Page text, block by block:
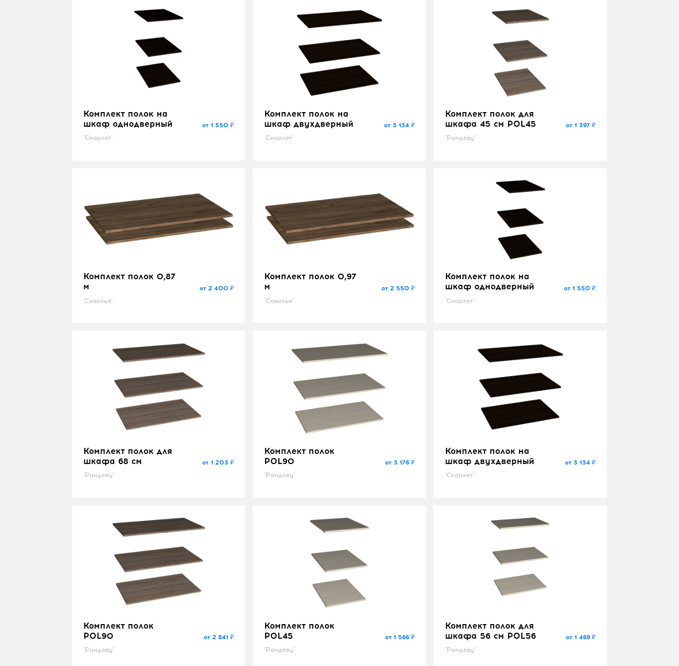
Комплект полок на
шкаф однодверный
"Скарлет"
от 1 550 ₽
Комплект полок на
шкаф двухдверный
"Скарлет"
от 3 134 ₽
Комплект полок для
шкафа 45 см POL45
"Рандеву"
от 1 397 ₽
Комплект полок 0,87
м
"Севилья"
от 2 400 ₽
Комплект полок 0,97
м
"Севилья"
от 2 550 ₽
Комплект полок на
шкаф однодверный
"Скарлет"
от 1 550 ₽
Комплект полок для
шкафа 68 см
"Рандеву"
от 1 203 ₽
Комплект полок
POL90
"Рандеву"
от 3 176 ₽
Комплект полок на
шкаф двухдверный
"Скарлет"
от 3 134 ₽
Комплект полок
POL90
"Рандеву"
от 2 841 ₽
Комплект полок
POL45
"Рандеву"
от 1 566 ₽
Комплект полок для
шкафа 56 см POL56
"Рандеву"
от 1 469 ₽